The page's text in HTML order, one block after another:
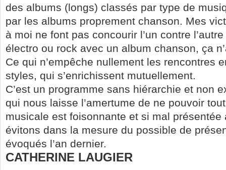
des albums (longs) classés par type de
par les albums proprement chanson. Mes
à moi ne font pas concourir l’un contre
électro ou rock avec un album chanson, ça
Ce qui n’empêche nullement les rencontres
styles, qui s’enrichissent mutuellement.
C’est un programme sans hiérarchie et non
qui nous laisse l’amertume de ne pouvoir
musicale est foisonnante et si mal présentée
évitons dans la mesure du possible de
évoqués l’an dernier.
CATHERINE LAUGIER